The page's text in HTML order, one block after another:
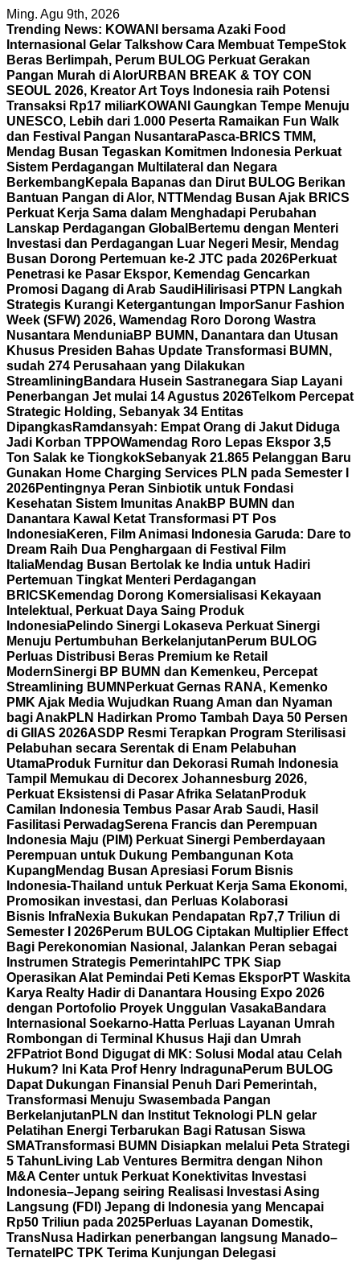
Skip
to
content
Ming. Agu 9th, 2026
Trending News: KOWANI bersama Azaki Food
Internasional Gelar Talkshow Cara Membuat TempeStok
Beras Berlimpah, Perum BULOG Perkuat Gerakan
Pangan Murah di AlorURBAN BREAK & TOY CON
SEOUL 2026, Kreator Art Toys Indonesia raih Potensi
Transaksi Rp17 miliarKOWANI Gaungkan Tempe Menuju
UNESCO, Lebih dari 1.000 Peserta Ramaikan Fun Walk
dan Festival Pangan NusantaraPasca-BRICS TMM,
Mendag Busan Tegaskan Komitmen Indonesia Perkuat
Sistem Perdagangan Multilateral dan Negara
Berkembang Kepala Bapanas dan Dirut BULOG Berikan
Bantuan Pangan di Alor, NTTMendag Busan Ajak BRICS
Perkuat Kerja Sama dalam Menghadapi Perubahan
Lanskap Perdagangan Global Bertemu dengan Menteri
Investasi dan Perdagangan Luar Negeri Mesir, Mendag
Busan Dorong Pertemuan ke-2 JTC pada 2026Perkuat
Penetrasi ke Pasar Ekspor, Kemendag Gencarkan
Promosi Dagang di Arab SaudiHilirisasi PTPN Langkah
Strategis Kurangi Ketergantungan ImporSanur Fashion
Week (SFW) 2026, Wamendag Roro Dorong Wastra
Nusantara MenduniaBP BUMN, Danantara dan Utusan
Khusus Presiden Bahas Update Transformasi BUMN,
sudah 274 Perusahaan yang Dilakukan
Streamlining Bandara Husein Sastranegara Siap Layani
Penerbangan Jet mulai 14 Agustus 2026Telkom Percepat
Strategic Holding, Sebanyak 34 Entitas
DipangkasRamdansyah: Empat Orang di Jakut Diduga
Jadi Korban TPPOWamendag Roro Lepas Ekspor 3,5
Ton Salak ke TiongkokSebanyak 21.865 Pelanggan Baru
Gunakan Home Charging Services PLN pada Semester I
2026Pentingnya Peran Sinbiotik untuk Fondasi
Kesehatan Sistem Imunitas AnakBP BUMN dan
Danantara Kawal Ketat Transformasi PT Pos
IndonesiaKeren, Film Animasi Indonesia Garuda: Dare to
Dream Raih Dua Penghargaan di Festival Film
ItaliaMendag Busan Bertolak ke India untuk Hadiri
Pertemuan Tingkat Menteri Perdagangan
BRICS Kemendag Dorong Komersialisasi Kekayaan
Intelektual, Perkuat Daya Saing Produk
IndonesiaPelindo Sinergi Lokaseva Perkuat Sinergi
Menuju Pertumbuhan Berkelanjutan Perum BULOG
Perluas Distribusi Beras Premium ke Retail
ModernSinergi BP BUMN dan Kemenkeu, Percepat
Streamlining BUMN Perkuat Gernas RANA, Kemenko
PMK Ajak Media Wujudkan Ruang Aman dan Nyaman
bagi AnakPLN Hadirkan Promo Tambah Daya 50 Persen
di GIIAS 2026ASDP Resmi Terapkan Program Sterilisasi
Pelabuhan secara Serentak di Enam Pelabuhan
UtamaProduk Furnitur dan Dekorasi Rumah Indonesia
Tampil Memukau di Decorex Johannesburg 2026,
Perkuat Eksistensi di Pasar Afrika Selatan Produk
Camilan Indonesia Tembus Pasar Arab Saudi, Hasil
Fasilitasi PerwadagSerena Francis dan Perempuan
Indonesia Maju (PIM) Perkuat Sinergi Pemberdayaan
Perempuan untuk Dukung Pembangunan Kota
Kupang Mendag Busan Apresiasi Forum Bisnis
Indonesia-Thailand untuk Perkuat Kerja Sama Ekonomi,
Promosikan investasi, dan Perluas Kolaborasi
Bisnis InfraNexia Bukukan Pendapatan Rp7,7 Triliun di
Semester I 2026Perum BULOG Ciptakan Multiplier Effect
Bagi Perekonomian Nasional, Jalankan Peran sebagai
Instrumen Strategis Pemerintah IPC TPK Siap
Operasikan Alat Pemindai Peti Kemas EksporPT Waskita
Karya Realty Hadir di Danantara Housing Expo 2026
dengan Portofolio Proyek Unggulan VasakaBandara
Internasional Soekarno-Hatta Perluas Layanan Umrah
Rombongan di Terminal Khusus Haji dan Umrah
2FPatriot Bond Digugat di MK: Solusi Modal atau Celah
Hukum? Ini Kata Prof Henry IndragunaPerum BULOG
Dapat Dukungan Finansial Penuh Dari Pemerintah,
Transformasi Menuju Swasembada Pangan
Berkelanjutan PLN dan Institut Teknologi PLN gelar
Pelatihan Energi Terbarukan Bagi Ratusan Siswa
SMATransformasi BUMN Disiapkan melalui Peta Strategi
5 Tahun Living Lab Ventures Bermitra dengan Nihon
M&A Center untuk Perkuat Konektivitas Investasi
Indonesia–Jepang seiring Realisasi Investasi Asing
Langsung (FDI) Jepang di Indonesia yang Mencapai
Rp50 Triliun pada 2025Perluas Layanan Domestik,
TransNusa Hadirkan penerbangan langsung Manado–
Ternate IPC TPK Terima Kunjungan Delegasi